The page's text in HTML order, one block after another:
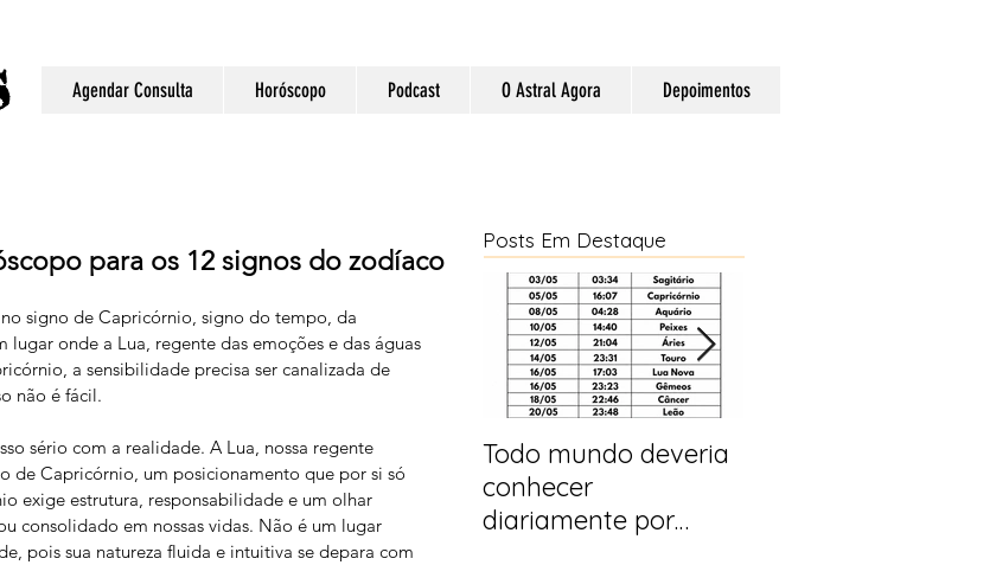
Agendar Consulta Horóscopo Podcast O Astral Agora Depoimentos
para os 12 signos do zodíaco
signo de Capricórnio, signo do tempo, da
lugar onde a Lua, regente das emoções e das águas
a sensibilidade precisa ser canalizada de
não é fácil.
sério com a realidade. A Lua, nossa regente
de Capricórnio, um posicionamento que por si só
exige estrutura, responsabilidade e um olhar
consolidado em nossas vidas. Não é um lugar
pois sua natureza fluida e intuitiva se depara com
Posts Em Destaque
Todo mundo deveria
conhecer
diariamente por